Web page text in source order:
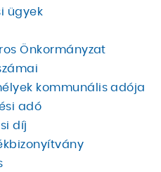
ügyek
Önkormányzat
kommunális adója
adó
díj